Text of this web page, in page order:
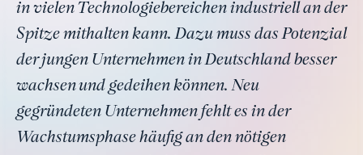
in vielen Technologiebereichen industriell an der
Spitze mithalten kann. Dazu muss das Potenzial
der jungen Unternehmen in Deutschland besser
wachsen und gedeihen können. Neu
gegründeten Unternehmen fehlt es in der
Wachstumsphase häufig an den nötigen